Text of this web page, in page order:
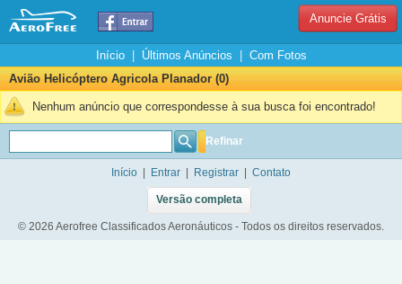
Anuncie Grátis
Início| Últimos Anúncios
Com Fotos
Avião Helicóptero Agricola Planador (0)
Nenhum anúncio que correspondesse à sua busca foi encontrado!
Refinar
Início Entrar Registrar Contato
Versão completa
© 2026 Aerofree Classificados Aeronáuticos - Todos os direitos reservados.